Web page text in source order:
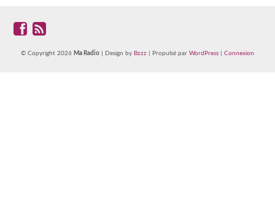
© Copyright 2026 Ma Radio | Design by Bzzz | Propulsé par WordPress Connexion